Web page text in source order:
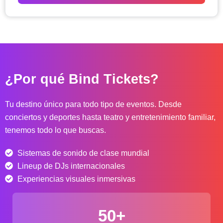
d
p
c
i
s
:
d
d
$
¿Por qué Bind Tickets?
Tu destino único para todo tipo de eventos. Desde
conciertos y deportes hasta teatro y entretenimiento familiar,
tenemos todo lo que buscas.
Sistemas de sonido de clase mundial
Lineup de DJs internacionales
Experiencias visuales inmersivas
50+